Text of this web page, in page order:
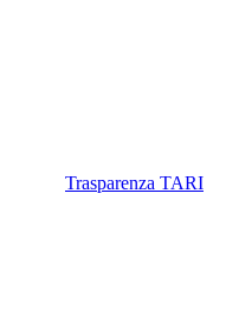
Trasparenza TARI